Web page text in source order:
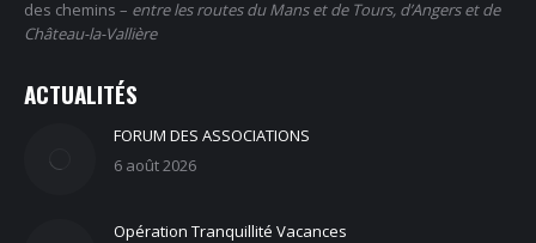
des chemins – entre les routes du Mans et de Tours, d’Angers et de
Château-la-Vallière
ACTUALITÉS
FORUM DES ASSOCIATIONS
6 août 2026
Opération Tranquillité Vacances